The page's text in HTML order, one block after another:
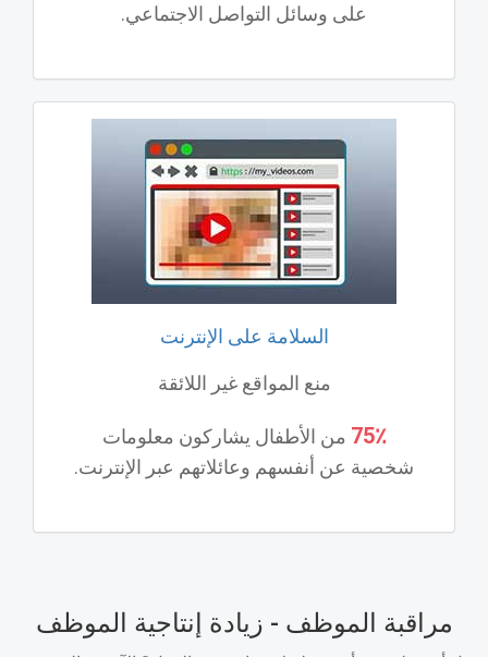
على وسائل التواصل الاجتماعي.
السلامة على الإنترنت
منع المواقع غير اللائقة
75٪ من الأطفال يشاركون معلومات
شخصية عن أنفسهم وعائلاتهم عبر الإنترنت.
مراقبة الموظف - زيادة إنتاجية الموظف